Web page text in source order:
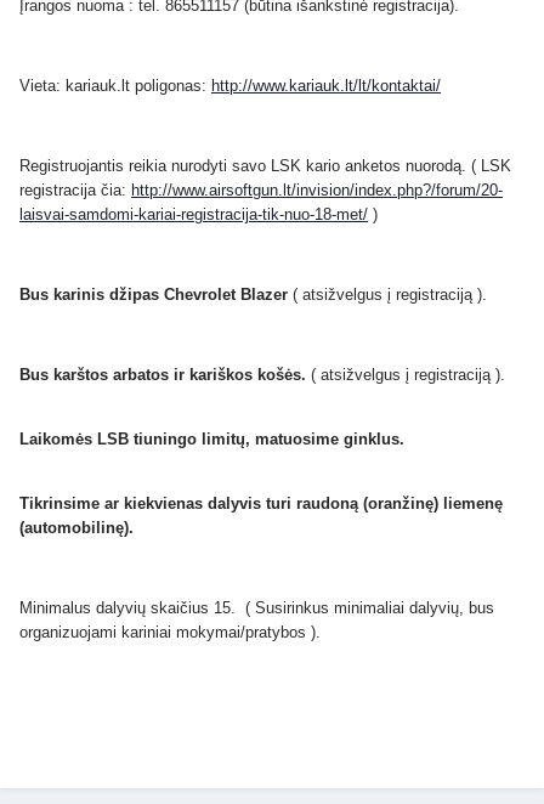
Įrangos nuoma : tel. 865511157 (būtina išankstinė registracija).
Vieta: kariauk.lt poligonas: http://www.kariauk.lt/lt/kontaktai/
Registruojantis reikia nurodyti savo LSK kario anketos nuorodą. ( LSK
registracija čia: http://www.airsoftgun.lt/invision/index.php?/forum/20-
laisvai-samdomi-kariai-registracija-tik-nuo-18-met/ )
Bus karinis džipas Chevrolet Blazer ( atsižvelgus į registraciją ).
Bus karštos arbatos ir kariškos košės. ( atsižvelgus į registraciją ).
Laikomės LSB tiuningo limitų, matuosime ginklus.
Tikrinsime ar kiekvienas dalyvis turi raudoną (oranžinę) liemenę
(automobilinę).
Minimalus dalyvių skaičius 15. ( Susirinkus minimaliai dalyvių, bus
organizuojami kariniai mokymai/pratybos ).